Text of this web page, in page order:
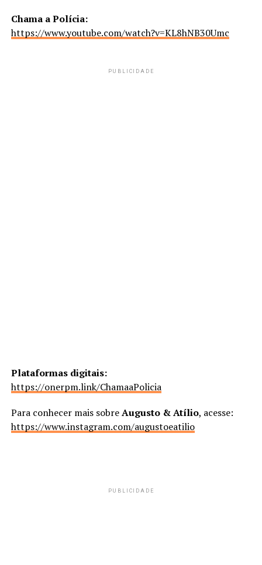
Chama a Polícia:
https://www.youtube.com/watch?v=KL8hNB30Umc
PUBLICIDADE
Plataformas digitais:
https://onerpm.link/ChamaaPolicia
Para conhecer mais sobreAugusto & Atílio, acesse:
https://www.instagram.com/augustoeatilio
PUBLICIDADE